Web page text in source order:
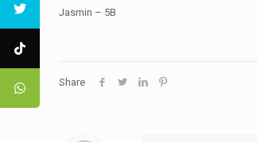
Jasmin – 5B
Share